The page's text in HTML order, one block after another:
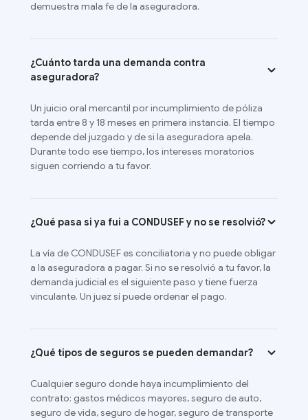
demuestra mala fe de la aseguradora.
¿Cuánto tarda una demanda contra
aseguradora?
Un juicio oral mercantil por incumplimiento de póliza
tarda entre 8 y 18 meses en primera instancia. El tiempo
depende del juzgado y de si la aseguradora apela.
Durante todo ese tiempo, los intereses moratorios
siguen corriendo a tu favor.
¿Qué pasa si ya fui a CONDUSEF y no se resolvió?
La vía de CONDUSEF es conciliatoria y no puede obligar
a la aseguradora a pagar. Si no se resolvió a tu favor, la
demanda judicial es el siguiente paso y tiene fuerza
vinculante. Un juez sí puede ordenar el pago.
¿Qué tipos de seguros se pueden demandar?
Cualquier seguro donde haya incumplimiento del
contrato: gastos médicos mayores, seguro de auto,
seguro de vida, seguro de hogar, seguro de transporte